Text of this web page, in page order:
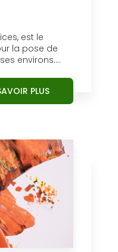
est le
la pose de
environs....
PLUS